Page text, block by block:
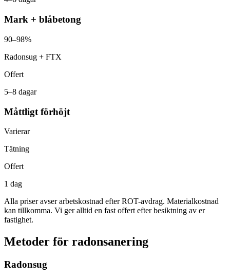
Mark + blåbetong
90–98%
Radonsug + FTX
Offert
5–8 dagar
Måttligt förhöjt
Varierar
Tätning
Offert
1 dag
Alla priser avser arbetskostnad efter ROT-avdrag. Materialkostnad
kan tillkomma. Vi ger alltid en fast offert efter besiktning av er
fastighet.
Metoder för radonsanering
Radonsug